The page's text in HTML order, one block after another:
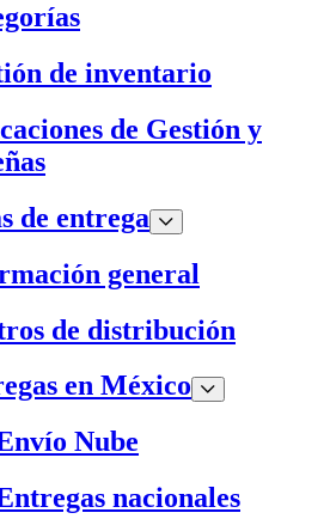
de inventario
de Gestión y
de entrega
general
de distribución
en México
Nube
nacionales